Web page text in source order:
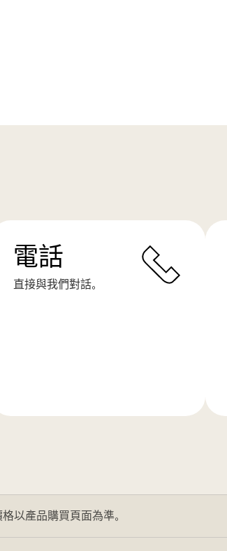
電話
直接與我們對話。
以產品購買頁面為準。